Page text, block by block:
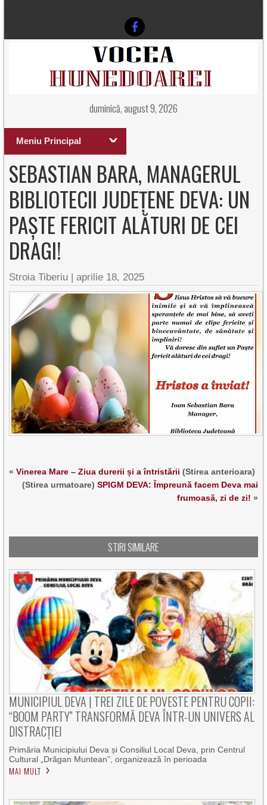
duminică, august 9, 2026
Meniu Principal
SEBASTIAN BARA, MANAGERUL
BIBLIOTECII JUDEȚENE DEVA: UN
PAȘTE FERICIT ALĂTURI DE CEI
DRAGI!
Stroia Tiberiu |aprilie 18, 2025
«Vinerea Mare – Ziua durerii și a întristării (Stirea anterioara)
(Stirea urmatoare) SPIGM DEVA: Împreună facem Deva mai
frumoasă, zi de zi! »
STIRI SIMILARE
MUNICIPIUL DEVA | TREI ZILE DE POVESTE PENTRU COPII:
“BOOM PARTY” TRANSFORMĂ DEVA ÎNTR-UN UNIVERS AL
DISTRACȚIEI
Primăria Municipiului Deva și Consiliul Local Deva, prin Centrul
Cultural „Drăgan Muntean”, organizează în perioada
MAI MULT